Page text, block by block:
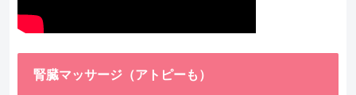
腎臓マッサージ（アトピーも）